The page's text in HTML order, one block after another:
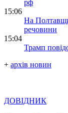
рф
15:06
На
речовини
15:04
Трамп
+ архів новин
ДОВІДНИК